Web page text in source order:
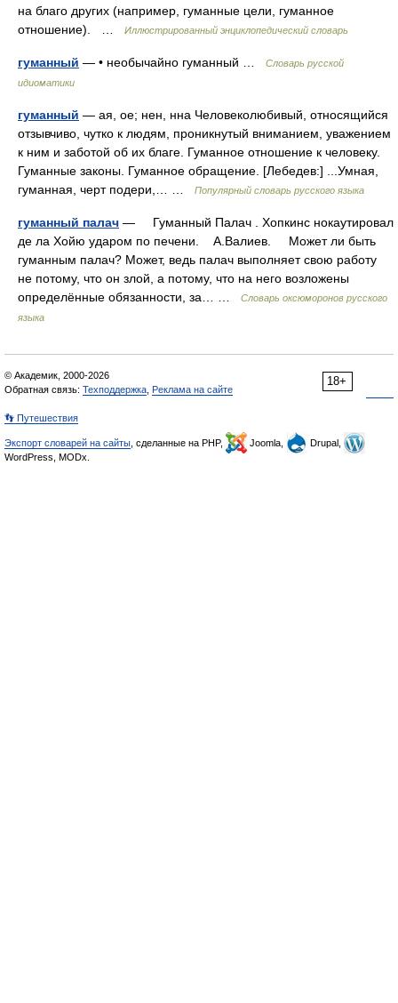
на благо других (например, гуманные цели, гуманное
отношение). …
Иллюстрированный энциклопедический словарь
гуманный — • необычайно гуманный …
Словарь русской
идиоматики
гуманный — ая, ое; нен, нна Человеколюбивый, относящийся
отзывчиво, чутко к людям, проникнутый вниманием, уважением
к ним и заботой об их благе. Гуманное отношение к человеку.
Гуманные законы. Гуманное обращение. [Лебедев:] ...Умная,
гуманная, черт подери,… …
Популярный словарь русского языка
гуманный палач — Гуманный Палач . Хопкинс нокаутировал
де ла Хойю ударом по печени. А.Валиев. Может ли быть
гуманным палач? Может, ведь палач выполняет свою работу
не потому, что он злой, а потому, что на него возложены
определённые обязанности, за… …
Словарь оксюморонов русского
языка
18+
© Академик, 2000-2026
Обратная связь: Техподдержка Реклама на сайте
👣 Путешествия
Экспорт словарей на сайты , сделанные на PHP, Joomla,
Drupal,
WordPress, MODx.